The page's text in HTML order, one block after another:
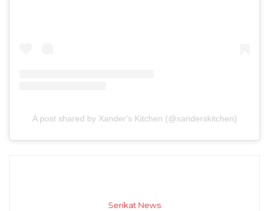
A post shared by Xander's Kitchen (@xanderskitchen)
Serikat News